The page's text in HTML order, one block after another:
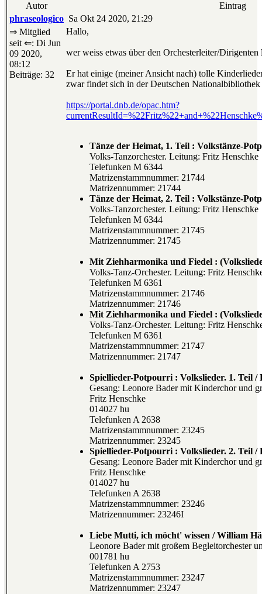
Autor
Eintrag
phraseologico Sa Okt 24 2020, 21:29
⇒ Mitglied
seit ⇐: Di Jun
09 2020,
08:12
Beiträge: 32
Hallo,
wer weiss etwas über den Orchesterleiter/Dirigenten
Er hat einige (meiner Ansicht nach) tolle
zwar findet sich in der Deutschen
https://portal.dnb.de/opac.htm?
Tänze der Heimat, 1. Teil : Volkstänze-
Volks-Tanzorchester. Leitung: Fritz Henschke
Telefunken M 6344
Matrizenstammnummer: 21744
Matrizennummer: 21744
Tänze der Heimat, 2. Teil : Volkstänze-
Volks-Tanzorchester. Leitung: Fritz Henschke
Telefunken M 6344
Matrizenstammnummer: 21745
Matrizennummer: 21745
Mit Ziehharmonika und Fiedel :
Volks-Tanz-Orchester. Leitung: Fritz
Telefunken M 6361
Matrizenstammnummer: 21746
Matrizennummer: 21746
Mit Ziehharmonika und Fiedel :
Volks-Tanz-Orchester. Leitung: Fritz
Telefunken M 6361
Matrizenstammnummer: 21747
Matrizennummer: 21747
Spiellieder-Potpourri : Volkslieder. 1. Teil /
Gesang: Leonore Bader mit Kinderchor und
Fritz Henschke
014027 hu
Telefunken A 2638
Matrizenstammnummer: 23245
Matrizennummer: 23245
Spiellieder-Potpourri : Volkslieder. 2. Teil /
Gesang: Leonore Bader mit Kinderchor und
Fritz Henschke
014027 hu
Telefunken A 2638
Matrizenstammnummer: 23246
Matrizennummer: 23246I
Liebe Mutti, ich möcht' wissen / William
Leonore Bader mit großem Begleitorchester
001781 hu
Telefunken A 2753
Matrizenstammnummer: 23247
Matrizennummer: 23247